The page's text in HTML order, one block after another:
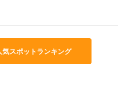
スポットランキング